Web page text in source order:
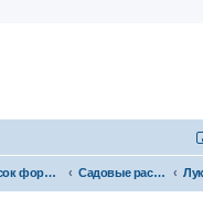
Список форумов Садовые растения